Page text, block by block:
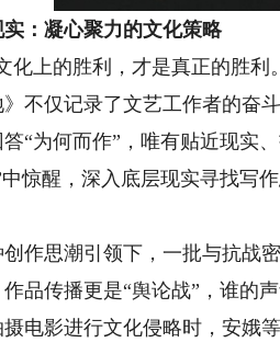
：凝心聚力的文化策略
化上的胜利，才是真正的胜利
仅记录了文艺工作者的奋斗
“为何而作”，唯有贴近现实
中惊醒，深入底层现实寻找写
思潮引领下，一批与抗战密
品传播更是“舆论战”，谁的
电影进行文化侵略时，安娥